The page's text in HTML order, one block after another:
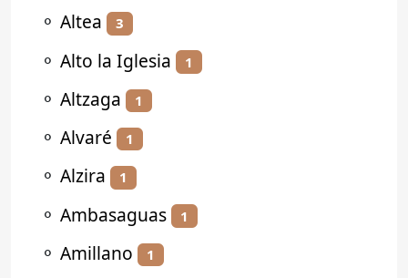
⚬ Altea 3
⚬ Alto la Iglesia 1
⚬ Altzaga 1
⚬ Alvaré 1
⚬ Alzira 1
⚬ Ambasaguas 1
⚬ Amillano 1